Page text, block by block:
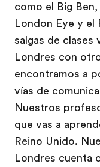
como el Big
London Eye y el
salgas de clases
Londres con
encontramos a
vías de
Nuestros
que vas a
Reino Unido.
Londres cuenta